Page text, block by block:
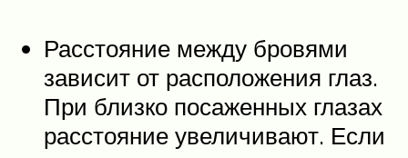
Расстояние между бровями
зависит от расположения глаз.
При близко посаженных глазах
расстояние увеличивают. Если